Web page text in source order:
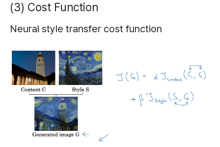
(3) Cost Function
Neural style transfer cost function